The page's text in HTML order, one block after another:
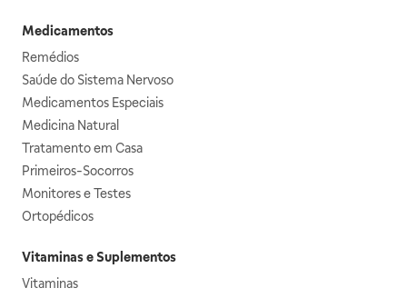
Medicamentos
Remédios
Saúde do Sistema Nervoso
Medicamentos Especiais
Medicina Natural
Tratamento em Casa
Primeiros-Socorros
Monitores e Testes
Ortopédicos
Vitaminas e Suplementos
Vitaminas